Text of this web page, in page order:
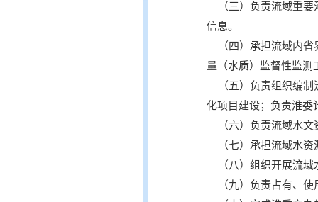
（三）负责流域重要
信息。
（四）承担流域内省
量（水质）监督性监测
（五）负责组织编制
化项目建设；负责淮委
（六）负责流域水文
（七）承担流域水资
（八）组织开展流域
（九）负责占有、使